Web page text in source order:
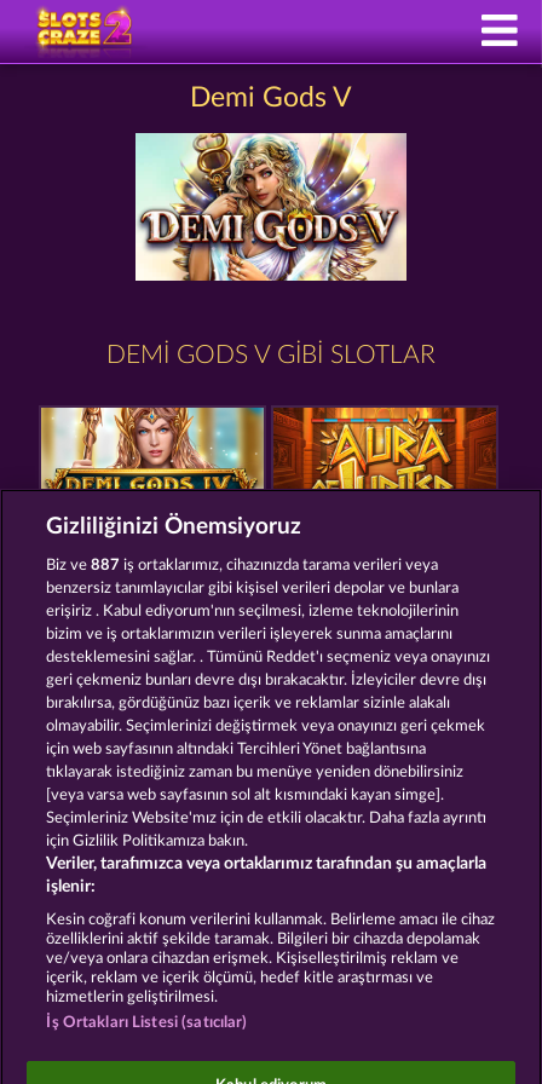
Demi Gods V
DEMI GODS V GIBI SLOTLAR
POSEIDON'S RISING
Hüküm ve Koşullar Gizlilik Beyanı Künye
Şirket SSS Facebook
İptal talebini gönder
Sosyal casino oyunları sadece eğlence amaçlıdır ve
Gizliliğinizi Önemsiyoruz
Biz ve887 iş ortaklarımız, cihazınızda tarama verileri veya
benzersiz tanımlayıcılar gibi kişisel verileri depolar ve bunlara
erişiriz . Kabul ediyorum'nın seçilmesi, izleme teknolojilerinin
bizim ve iş ortaklarımızın verileri işleyerek sunma amaçlarını
desteklemesini sağlar. . Tümünü Reddet'ı seçmeniz veya onayınızı
geri çekmeniz bunları devre dışı bırakacaktır. İzleyiciler devre dışı
bırakılırsa, gördüğünüz bazı içerik ve reklamlar sizinle alakalı
olmayabilir. Seçimlerinizi değiştirmek veya onayınızı geri çekmek
için web sayfasının altındaki Tercihleri Yönet bağlantısına
tıklayarak istediğiniz zaman bu menüye yeniden dönebilirsiniz
[veya varsa web sayfasının sol alt kısmındaki kayan simge].
Seçimleriniz Website'mız için de etkili olacaktır. Daha fazla ayrıntı
için Gizlilik Politikamıza bakın.
Veriler, tarafımızca veya ortaklarımız tarafından şu amaçlarla
işlenir:
Kesin coğrafi konum verilerini kullanmak. Belirleme amacı ile cihaz
özelliklerini aktif şekilde taramak. Bilgileri bir cihazda depolamak
ve/veya onlara cihazdan erişmek. Kişiselleştirilmiş reklam ve
içerik, reklam ve içerik ölçümü, hedef kitle araştırması ve
hizmetlerin geliştirilmesi.
İş Ortakları Listesi (satıcılar)